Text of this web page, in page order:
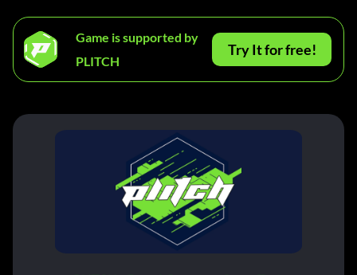
Game is supported by
PLITCH
Try It for free!